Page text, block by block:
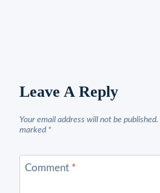
Leave A Reply
Your email address will not be published.
marked *
Comment *